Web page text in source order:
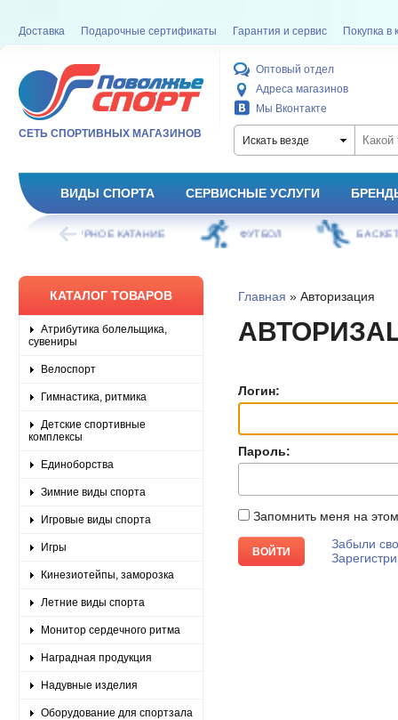
Доставка Подарочные сертификаты Гарантия и сервис Покупка в
СЕТЬ СПОРТИВНЫХ МАГАЗИНОВ
Оптовый отдел
Адреса магазинов
Мы Вконтакте
Искать везде
ВИДЫ СПОРТА СЕРВИСНЫЕ УСЛУГИ
КАТАНИЕ ФУТБОЛ БАСКЕТБОЛ
КАТАЛОГ ТОВАРОВ
Атрибутика болельщика,
сувениры
Велоспорт
Гимнастика, ритмика
Детские спортивные
комплексы
Единоборства
Зимние виды спорта
Игровые виды спорта
Игры
Кинезиотейпы, заморозка
Летние виды спорта
Монитор сердечного ритма
Наградная продукция
Надувные изделия
Оборудование для спортзала
Главная » Авторизация
Логин:
Пароль:
Запомнить меня на
Забыли